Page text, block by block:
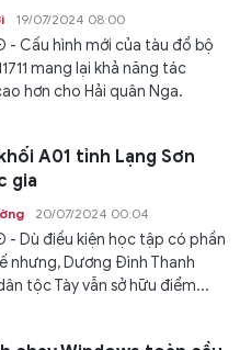
19/07/2024 08:00
- Cấu hình mới của tàu đổ bộ
mang lại khả năng tác
hơn cho Hải quân Nga.
A01 tỉnh Lạng Sơn
gia
20/07/2024 00:04
- Dù điều kiện học tập có phần
nhưng, Dương Đình Thanh
tộc Tày vẫn sở hữu điểm...